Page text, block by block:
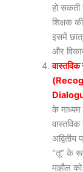
हो सकती
शिक्षक
इसमें
और
वास्तविक
के
वास्तविक
“तू” के
माहौल